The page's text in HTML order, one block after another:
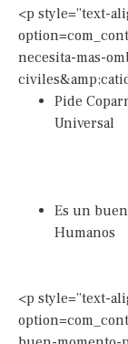
<p style=”text-
necesita-mas-
Pide
Universal
Es un
Humanos
<p style=”text-